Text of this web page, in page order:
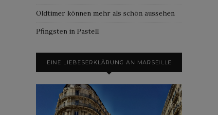
Oldtimer können mehr als schön aussehen
Pfingsten in Pastell
EINE LIEBESERKLÄRUNG AN MARSEILLE